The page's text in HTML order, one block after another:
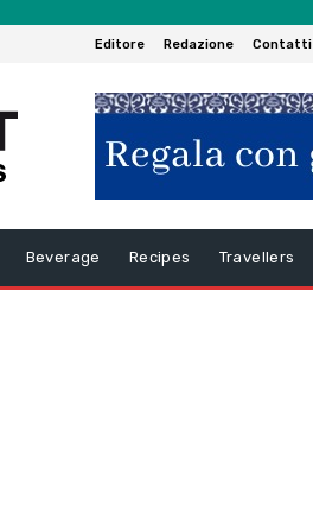
Editore Redazione Contatti
Beverage Recipes Travellers